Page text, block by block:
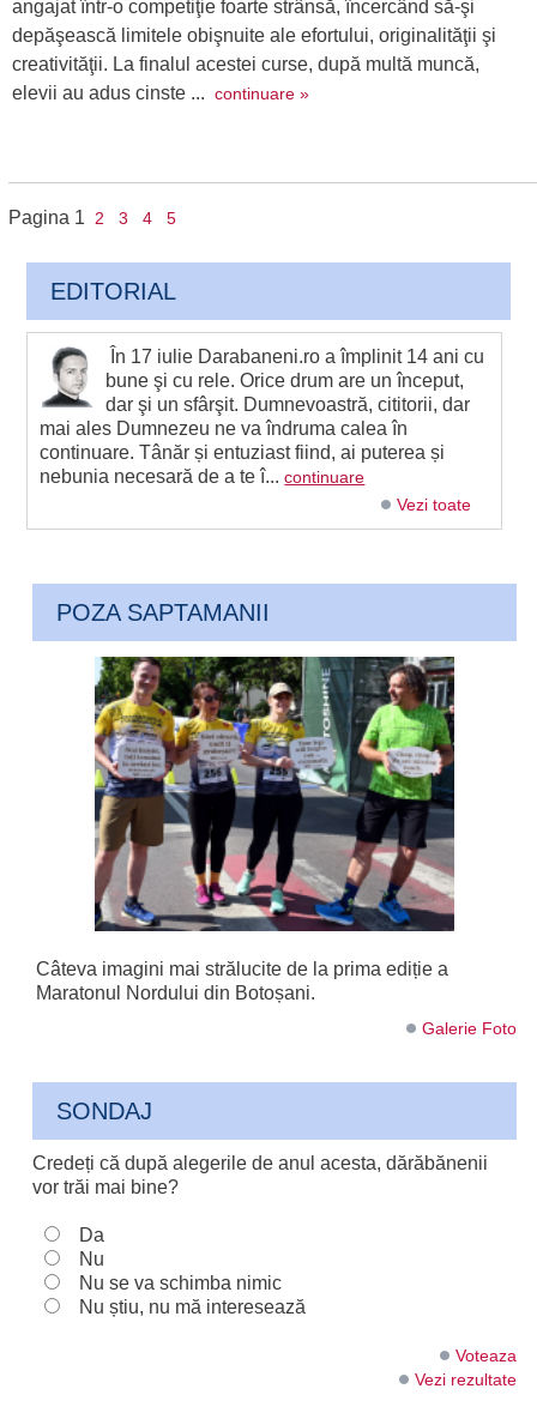
angajat într-o competiţie foarte strânsă, încercând să-şi
depăşească limitele obişnuite ale efortului, originalităţii şi
creativităţii. La finalul acestei curse, după multă muncă,
elevii au adus cinste ... continuare »
Pagina 1 2 3 4 5
EDITORIAL
În 17 iulie Darabaneni.ro a împlinit 14 ani cu
bune şi cu rele. Orice drum are un început,
dar şi un sfârşit. Dumnevoastră, cititorii, dar
mai ales Dumnezeu ne va îndruma calea în
continuare. Tânăr și entuziast fiind, ai puterea și
nebunia necesară de a te î...continuare
Vezi toate
POZA SAPTAMANII
Câteva imagini mai strălucite de la prima ediție a
Maratonul Nordului din Botoșani.
Galerie Foto
SONDAJ
Credeți că după alegerile de anul acesta, dărăbănenii
vor trăi mai bine?
Da
Nu
Nu se va schimba nimic
Nu știu, nu mă interesează
Voteaza
Vezi rezultate